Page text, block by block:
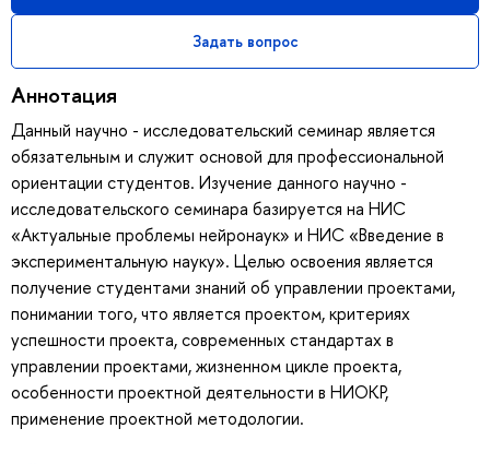
Задать вопрос
Аннотация
Данный научно - исследовательский семинар является
обязательным и служит основой для профессиональной
ориентации студентов. Изучение данного научно -
исследовательского семинара базируется на НИС
«Актуальные проблемы нейронаук» и НИС «Введение в
экспериментальную науку». Целью освоения является
получение студентами знаний об управлении проектами,
понимании того, что является проектом, критериях
успешности проекта, современных стандартах в
управлении проектами, жизненном цикле проекта,
особенности проектной деятельности в НИОКР,
применение проектной методологии.